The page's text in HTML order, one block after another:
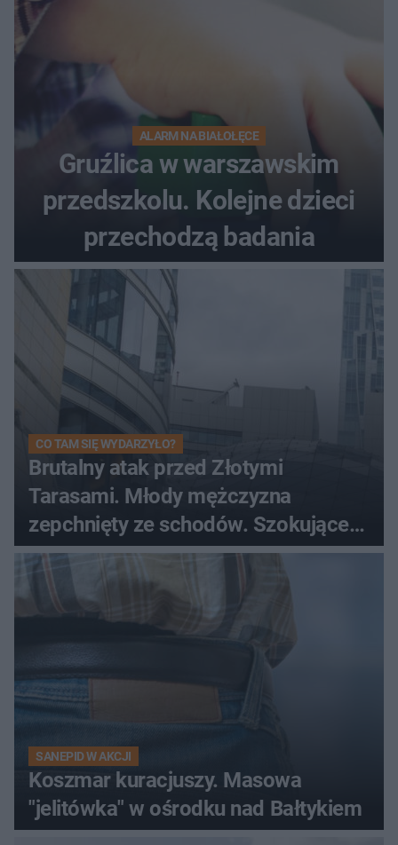
ALARM NA BIAŁOŁĘCE
Gruźlica w warszawskim
przedszkolu. Kolejne dzieci
przechodzą badania
CO TAM SIĘ WYDARZYŁO?
Brutalny atak przed Złotymi
Tarasami. Młody mężczyzna
zepchnięty ze schodów. Szokujące
nagranie krąży po sieci
SANEPID W AKCJI
Koszmar kuracjuszy. Masowa
"jelitówka" w ośrodku nad Bałtykiem